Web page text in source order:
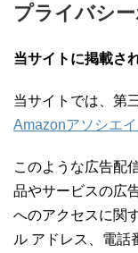
プライバシ
当サイトに掲載さ
当サイトでは、第
Amazonアソシエイ
このような広告配
品やサービスの広
へのアクセスに関
ル アドレス、電話